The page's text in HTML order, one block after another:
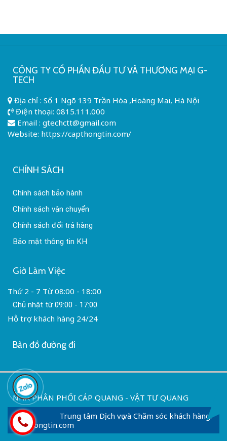
CÔNG TY CỔ PHẦN ĐẦU TƯ VÀ THƯƠNG MẠI G-
TECH
Địa chỉ : Số 1 Ngõ 139 Trần Hòa ,Hoàng Mai, Hà Nội
Điện thoại: 0815.111.000
Email : gtechctt@gmail.com
Website: https://capthongtin.com/
CHÍNH SÁCH
Chính sách bảo hành
Chính sách vận chuyển
Chính sách đổi trả hàng
Bảo mật thông tin KH
Giờ Làm Việc
Thứ 2 - 7 Từ 08:00 - 18:00
Chủ nhật từ 09:00 - 17:00
Hỗ trợ khách hàng 24/24
Bản đồ đường đi
NHÀ PHÂN PHỐI CÁP QUANG - VẬT TƯ QUANG
Trung tâm Dịch vụ và Chăm sóc khách hàng:
Capthongtin.com